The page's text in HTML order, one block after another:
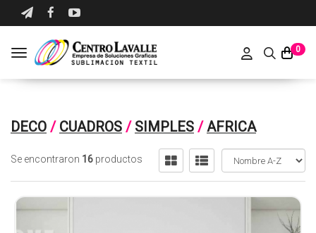
0
Toggle navigation
DECO / CUADROS / SIMPLES /AFRICA
Se encontraron 16 productos